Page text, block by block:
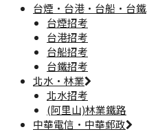
台煙·台港·台船·台鐵
台煙招考
台港招考
台船招考
台鐵招考
北水·林業
北水招考
(阿里山)林業鐵路
中華電信·中華郵政